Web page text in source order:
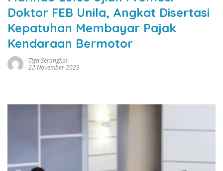
Doktor FEB Unila, Angkat Disertasi
Kepatuhan Membayar Pajak
Kendaraan Bermotor
Tiga Serangkai
22 November 2023